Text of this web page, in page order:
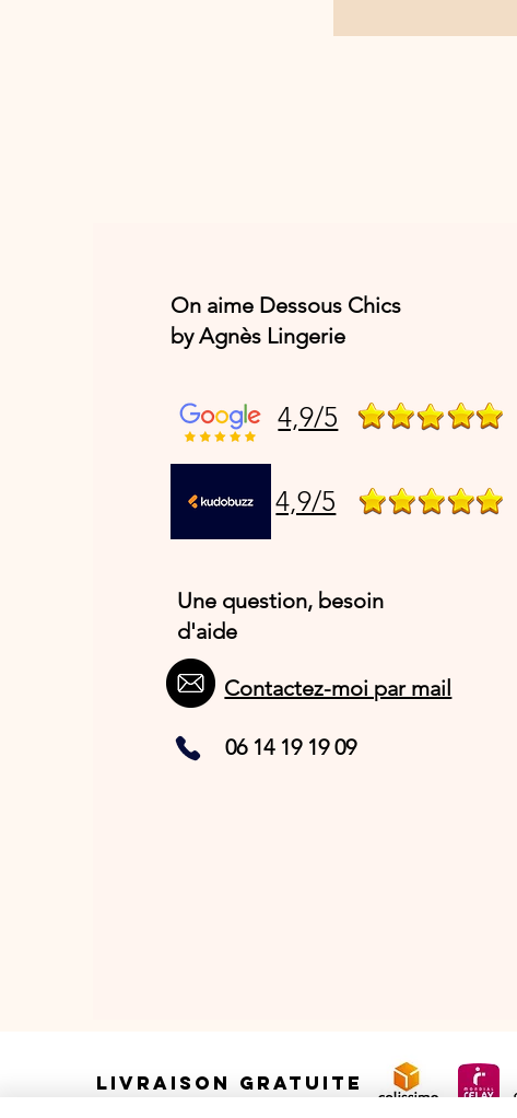
On aime Dessous Chics
by Agnès Lingerie
4,9/5
4,9/5
Une question, besoin
d'aide
Contactez-moi par mail
06 14 19 19 09
LIVRAISON GRATUITE